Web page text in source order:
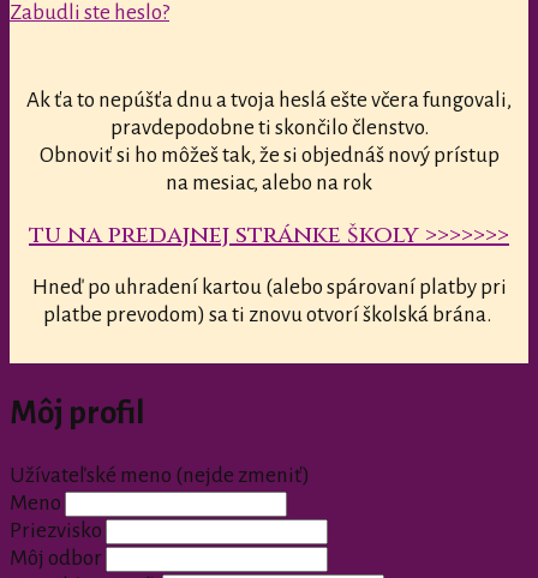
Zabudli ste heslo?
Ak ťa to nepúšťa dnu a tvoja heslá ešte včera fungovali,
pravdepodobne ti skončilo členstvo.
Obnoviť si ho môžeš tak, že si objednáš nový prístup
na mesiac, alebo na rok
tu na predajnej stránke školy >>>>>>>
Hneď po uhradení kartou (alebo spárovaní platby pri
platbe prevodom) sa ti znovu otvorí školská brána.
Môj profil
Užívateľské meno (nejde zmeniť)
Meno
Priezvisko
Môj odbor